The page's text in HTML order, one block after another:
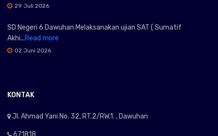
29 Juli 2026
SD Negeri 6 Dawuhan Melaksanakan ujian SAT ( Sumatif
Akhi...Read more
02 Juni 2026
KONTAK
Jl. Ahmad Yani No. 32, RT.2/RW.1. , Dawuhan
671818